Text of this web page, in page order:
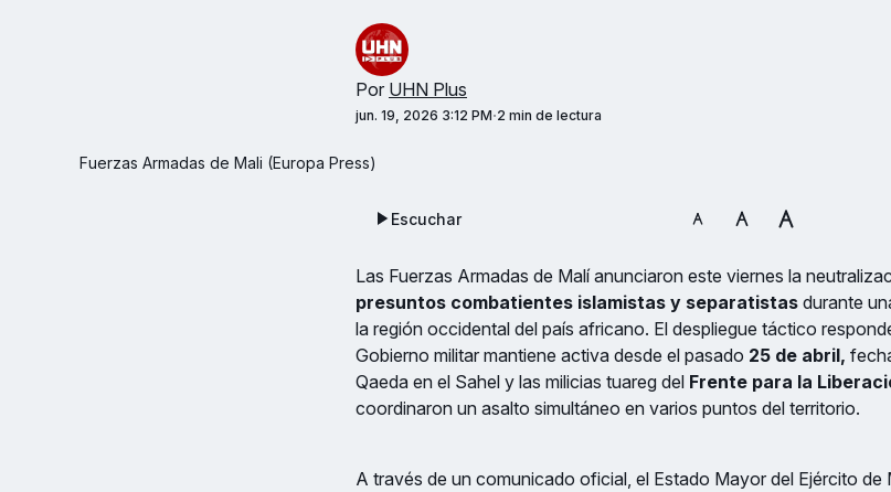
Por UHN Plus
jun. 19, 2026 3:12 PM 2 min de lectura
Fuerzas Armadas de Mali (Europa Press)
Escuchar
Las Fuerzas Armadas de Malí anunciaron este viernes la
presuntos combatientes islamistas y separatistas durante
la región occidental del país africano. El despliegue táctico
Gobierno militar mantiene activa desde el pasado 25 de abril,
Qaeda en el Sahel y las milicias tuareg del Frente para la
coordinaron un asalto simultáneo en varios puntos del territorio.
A través de un comunicado oficial, el Estado Mayor del Ejército de